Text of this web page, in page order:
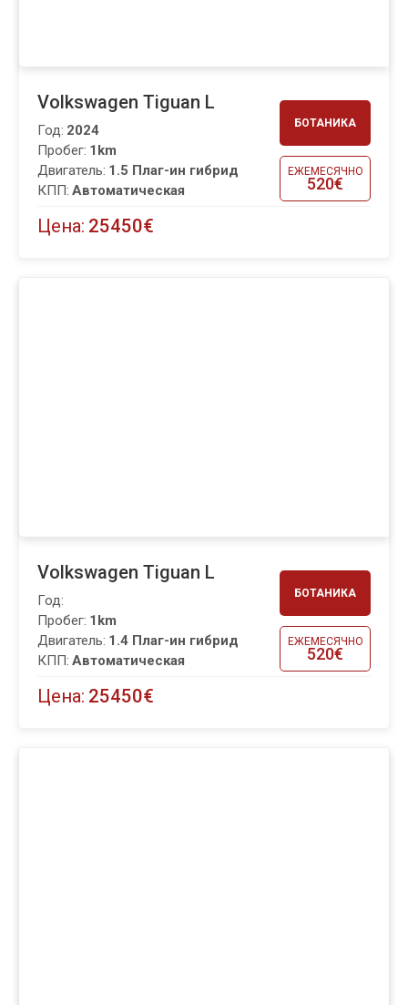
БОТАНИКА
ЕЖЕМЕСЯЧНО
520€
Volkswagen Tiguan L
Пробег: 1km
Год: 2024
Двигатель: 1.5 Плаг-ин гибрид
КПП: Автоматическая
Цена: 25450€
БОТАНИКА
ЕЖЕМЕСЯЧНО
520€
Volkswagen Tiguan L
Пробег: 1km
Год:
Двигатель: 1.4 Плаг-ин гибрид
КПП: Автоматическая
Цена: 25450€